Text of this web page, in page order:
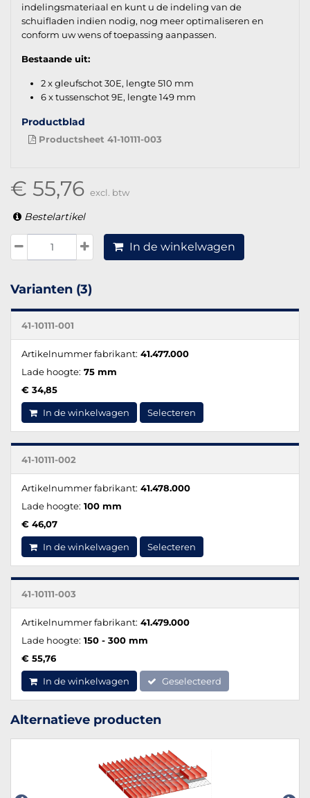
indelingsmateriaal en kunt u de indeling van de
schuifladen indien nodig, nog meer optimaliseren en
conform uw wens of toepassing aanpassen.
Bestaande uit:
2 x gleufschot 30E, lengte 510 mm
6 x tussenschot 9E, lengte 149 mm
Productblad
Productsheet 41-10111-003
€ 55,76 excl. btw
Bestelartikel
In de winkelwagen
Varianten (3)
41-10111-001
Artikelnummer fabrikant: 41.477.000
Lade hoogte: 75 mm
€ 34,85
In de winkelwagen Selecteren
41-10111-002
Artikelnummer fabrikant: 41.478.000
Lade hoogte: 100 mm
€ 46,07
In de winkelwagen Selecteren
41-10111-003
Artikelnummer fabrikant: 41.479.000
Lade hoogte: 150 - 300 mm
€ 55,76
In de winkelwagen Geselecteerd
Alternatieve producten